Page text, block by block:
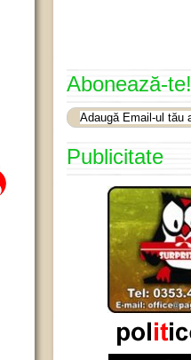
Abonează-te!
Publicitate